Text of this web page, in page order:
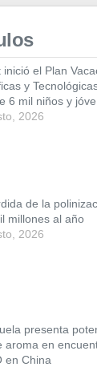
inició el Plan
y
6 mil niños y
2026
de la
millones al año
2026
presenta
aroma en
en China